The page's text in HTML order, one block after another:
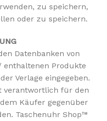
zu speichern,
oder zu speichern.
Datenbanken von
enthaltenen Produkte
Verlage eingegeben.
verantwortlich für den
Käufer gegenüber
Taschenuhr Shop™